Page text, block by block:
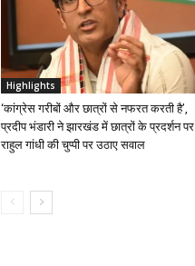
Highlights
‘कांग्रेस गरीबों और छात्रों से नफरत करती है’,
प्रदीप भंडारी ने झारखंड में छात्रों के प्रदर्शन पर
राहुल गांधी की चुप्पी पर उठाए सवाल